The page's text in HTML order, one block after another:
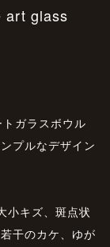
art glass
ガラスボウル
プルなデザイン
小キズ、斑点状
干のカケ、ゆが